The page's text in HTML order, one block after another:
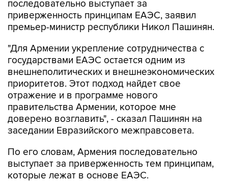
последовательно выступает за
приверженность принципам ЕАЭС, заявил
премьер-министр республики Никол Пашинян.
"Для Армении укрепление сотрудничества с
государствами ЕАЭС остается одним из
внешнеполитических и внешнеэкономических
приоритетов. Этот подход найдет свое
отражение и в программе нового
правительства Армении, которое мне
доверено возглавить", - сказал Пашинян на
заседании Евразийского межправсовета.
По его словам, Армения последовательно
выступает за приверженность тем принципам,
которые лежат в основе ЕАЭС.